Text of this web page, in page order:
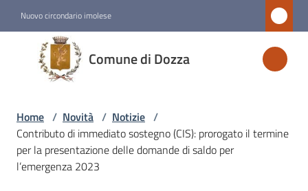
Nuovo circondario imolese
Comune di Dozza
Comune
di
Dozza
Amministrazione
Home / Novità / Notizie /
Contributo di immediato sostegno (CIS): prorogato il termine
per la presentazione delle domande di saldo per
l’emergenza 2023